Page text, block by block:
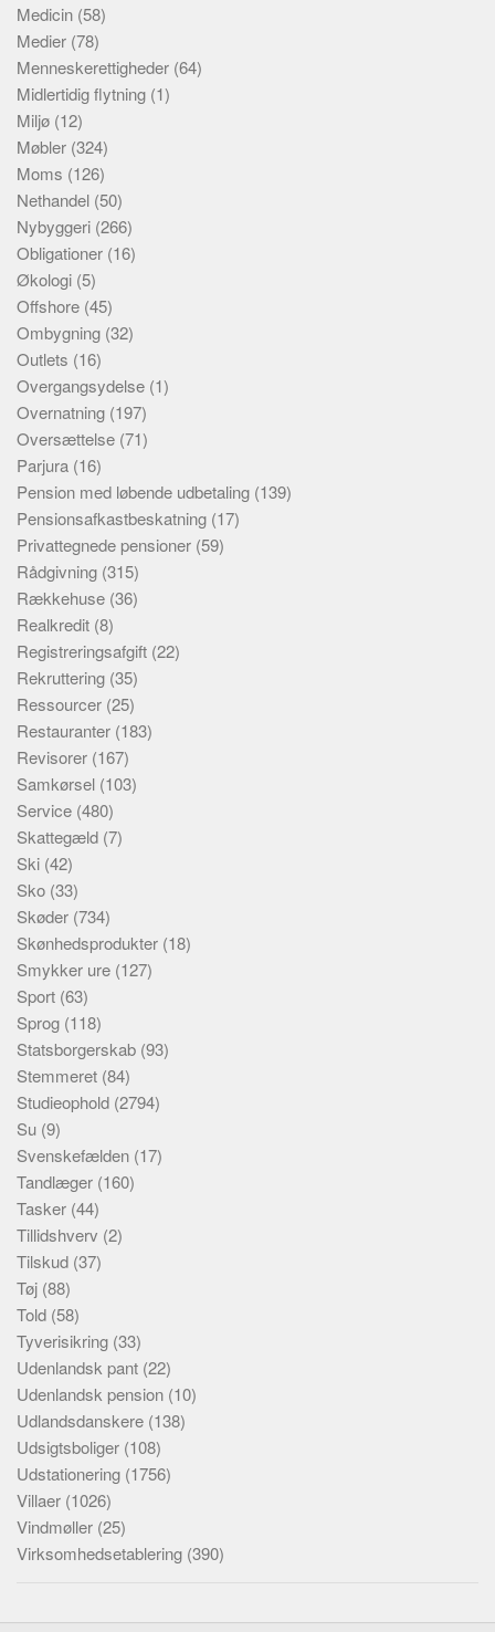
Medicin (58)
Medier (78)
Menneskerettigheder (64)
Midlertidig flytning (1)
Miljø (12)
Møbler (324)
Moms (126)
Nethandel (50)
Nybyggeri (266)
Obligationer (16)
Økologi (5)
Offshore (45)
Ombygning (32)
Outlets (16)
Overgangsydelse (1)
Overnatning (197)
Oversættelse (71)
Parjura (16)
Pension med løbende udbetaling (139)
Pensionsafkastbeskatning (17)
Privattegnede pensioner (59)
Rådgivning (315)
Rækkehuse (36)
Realkredit (8)
Registreringsafgift (22)
Rekruttering (35)
Ressourcer (25)
Restauranter (183)
Revisorer (167)
Samkørsel (103)
Service (480)
Skattegæld (7)
Ski (42)
Sko (33)
Skøder (734)
Skønhedsprodukter (18)
Smykker ure (127)
Sport (63)
Sprog (118)
Statsborgerskab (93)
Stemmeret (84)
Studieophold (2794)
Su (9)
Svenskefælden (17)
Tandlæger (160)
Tasker (44)
Tillidshverv (2)
Tilskud (37)
Tøj (88)
Told (58)
Tyverisikring (33)
Udenlandsk pant (22)
Udenlandsk pension (10)
Udlandsdanskere (138)
Udsigtsboliger (108)
Udstationering (1756)
Villaer (1026)
Vindmøller (25)
Virksomhedsetablering (390)